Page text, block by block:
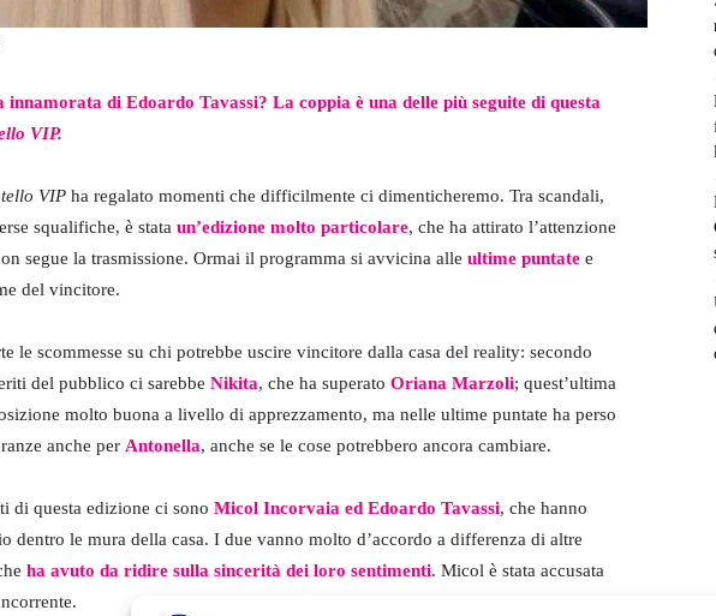
di Edoardo Tavassi? La coppia è una delle più seguite di questa
VIP.
VIP ha regalato momenti che difficilmente ci dimenticheremo. Tra scandali,
squalifiche, è stata un’edizione molto particolare, che ha attirato l’attenzione
segue la trasmissione. Ormai il programma si avvicina alle ultime puntate e
del vincitore.
le scommesse su chi potrebbe uscire vincitore dalla casa del reality: secondo
del pubblico ci sarebbe Nikita, che ha superato Oriana Marzoli; quest’ultima
molto buona a livello di apprezzamento, ma nelle ultime puntate ha perso
anche per Antonella, anche se le cose potrebbero ancora cambiare.
di questa edizione ci sono Micol Incorvaia ed Edoardo Tavassi, che hanno
dentro le mura della casa. I due vanno molto d’accordo a differenza di altre
ha avuto da ridire sulla sincerità dei loro sentimenti. Micol è stata accusata